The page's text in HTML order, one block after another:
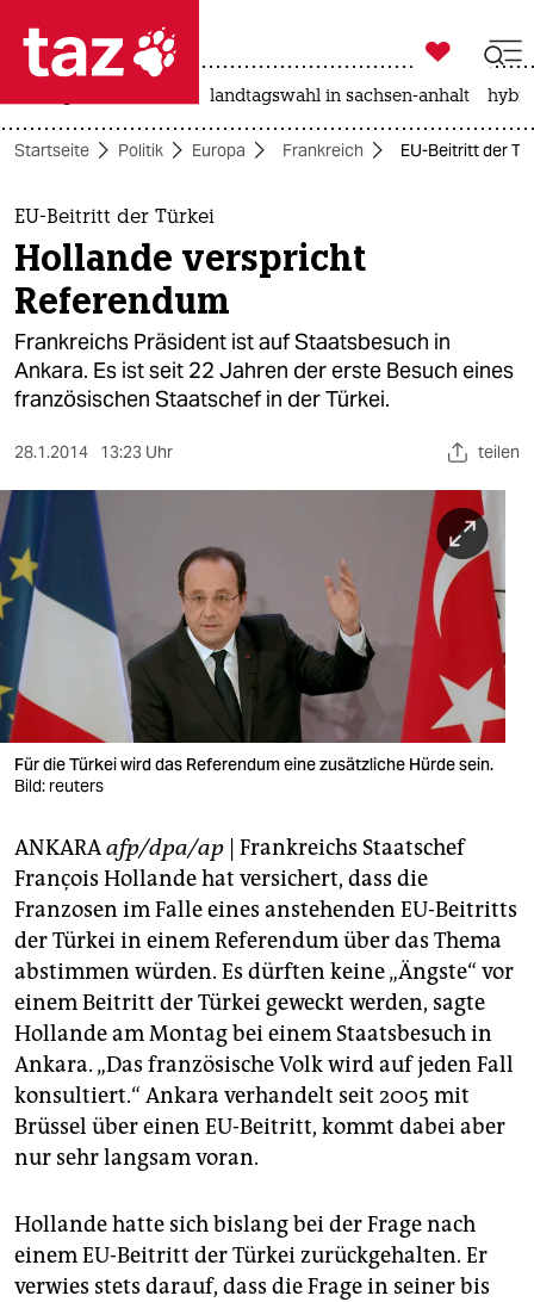
 taz zahl ich
taz zahl ich
themen
politik
öko
gesellschaft
sport
berlin
nord
wahrheit
verlag
verlag
veranstaltungen
shop
fragen & hilfe
unterstützen
abo
genossenschaft
epaper login

taz zahl ich
landtagswahl in sachsen-anhalt
Startseite Politik Europa Frankreich EU-Beitritt der
EU-Beitritt der Türkei
Hollande verspricht
Referendum
Frankreichs Präsident ist auf Staatsbesuch in
Ankara. Es ist seit 22 Jahren der erste Besuch eines
französischen Staatschef in der Türkei.
28.1.2014 13:23 Uhr teilen
Für die Türkei wird das Referendum eine zusätzliche Hürde sein.
Bild: reuters
ANKARAafp/dpa/ap | Frankreichs Staatschef
François Hollande hat versichert, dass die
Franzosen im Falle eines anstehenden EU-Beitritts
der Türkei in einem Referendum über das Thema
abstimmen würden. Es dürften keine „Ängste“ vor
einem Beitritt der Türkei geweckt werden, sagte
Hollande am Montag bei einem Staatsbesuch in
Ankara. „Das französische Volk wird auf jeden Fall
konsultiert.“ Ankara verhandelt seit 2005 mit
Brüssel über einen EU-Beitritt, kommt dabei aber
nur sehr langsam voran.
Hollande hatte sich bislang bei der Frage nach
einem EU-Beitritt der Türkei zurückgehalten. Er
verwies stets darauf, dass die Frage in seiner bis